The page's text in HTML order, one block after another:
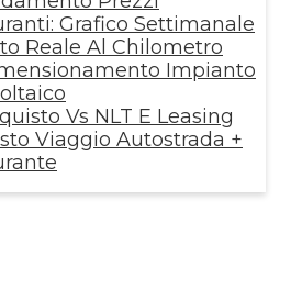
Grafico Settimanale
Reale Al Chilometro
Impianto
Vs NLT E Leasing
Viaggio Autostrada +